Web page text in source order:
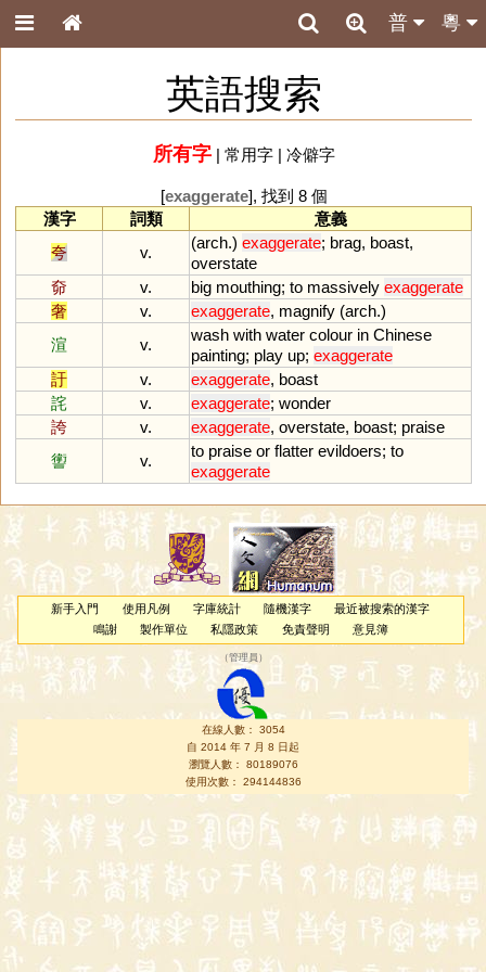
粵
普
英語搜索
所有字| 常用字| 冷僻字
[exaggerate], 找到 8 個
漢字
詞類
意義
夸
v.
(arch.) exaggerate; brag, boast,
overstate
奅
v. big mouthing; to massively exaggerate
奢
v. exaggerate, magnify (arch.)
渲
v.
wash with water colour in Chinese
painting; play up; exaggerate
訏
v. exaggerate, boast
詫
v. exaggerate; wonder
誇
v. exaggerate, overstate, boast; praise
讆
v.
to praise or flatter evildoers; to
exaggerate
新手入門 使用凡例 字庫統計 隨機漢字
最近被搜索的漢字
鳴謝
製作單位 私隱政策 免責聲明 意見簿
（管理員 ）
在線人數： 3054
自 2014 年 7 月 8 日起
瀏覽人數： 80189076
使用次數： 294144836